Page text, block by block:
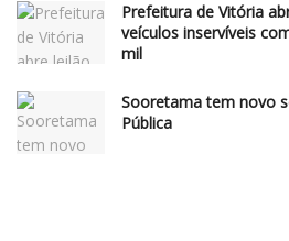
Prefeitura de Vitória
veículos inservíveis
mil
Sooretama tem novo
Pública